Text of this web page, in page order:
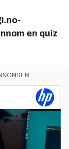
en quiz